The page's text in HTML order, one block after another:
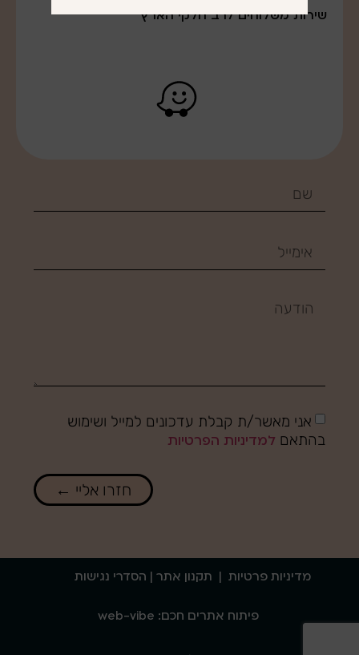
שירות משלוחים לרב חלקי הארץ
אני מאשר/ת קבלת עדכונים למייל ושימוש
בהתאם למדיניות הפרטיות
חזרו אליי ←
מדיניות פרטיות | תקנון אתר | הסדרי נגישות
פיתוח אתרים חכם: web-vibe